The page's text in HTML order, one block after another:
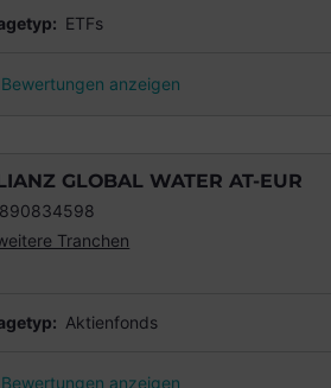
ETFs
Bewertungen anzeigen
GLOBAL WATER AT-EUR
Tranchen
Aktienfonds
Bewertungen anzeigen